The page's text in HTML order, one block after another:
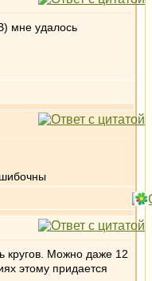
мне удалось
кругов. Можно даже 12
этому придается